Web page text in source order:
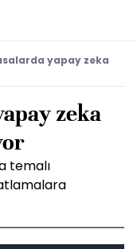
yapay zeka
zeka
temalı